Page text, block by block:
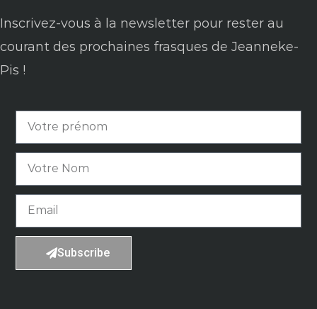
Inscrivez-vous à la newsletter pour rester au
courant des prochaines frasques de Jeanneke-
Pis !
Subscribe